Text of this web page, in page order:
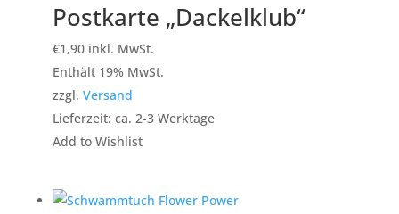
Postkarte „Dackelklub“
€1,90 inkl. MwSt.
Enthält 19% MwSt.
zzgl. Versand
Lieferzeit: ca. 2-3 Werktage
Add to Wishlist